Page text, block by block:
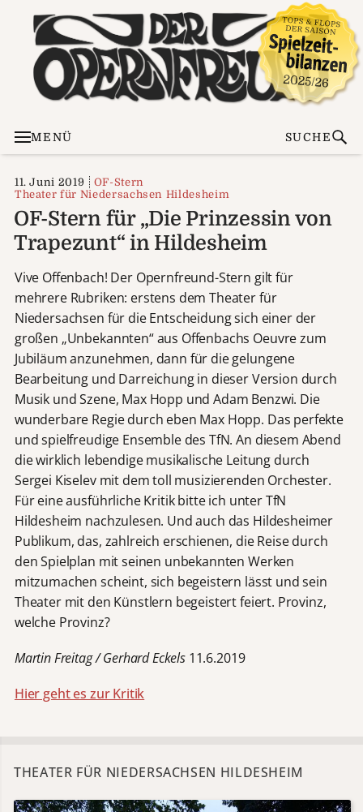
MENÜ SUCHE
11. Juni 2019
OF-Stern
Theater für Niedersachsen Hildesheim
OF-Stern für „Die Prinzessin von
Trapezunt“ in Hildesheim
Vive Offenbach! Der Opernfreund-Stern gilt für
mehrere Rubriken: erstens dem Theater für
Niedersachsen für die Entscheidung sich einer der
großen „Unbekannten“ aus Offenbachs Oeuvre zum
Jubiläum anzunehmen, dann für die gelungene
Bearbeitung und Darreichung in dieser Version durch
Musik und Szene, Max Hopp und Adam Benzwi. Die
wunderbare Regie durch eben Max Hopp. Das perfekte
und spielfreudige Ensemble des TfN. An diesem Abend
die wirklich lebendige musikalische Leitung durch
Sergei Kiselev mit dem toll musizierenden Orchester.
Für eine ausführliche Kritik bitte ich unter TfN
Hildesheim nachzulesen. Und auch das Hildesheimer
Publikum, das, zahlreich erschienen, die Reise durch
den Spielplan mit seinen unbekannten Werken
mitzumachen scheint, sich begeistern lässt und sein
Theater mit den Künstlern begeistert feiert. Provinz,
welche Provinz?
Martin Freitag / Gerhard Eckels 11.6.2019
Hier geht es zur Kritik
THEATER FÜR NIEDERSACHSEN HILDESHEIM